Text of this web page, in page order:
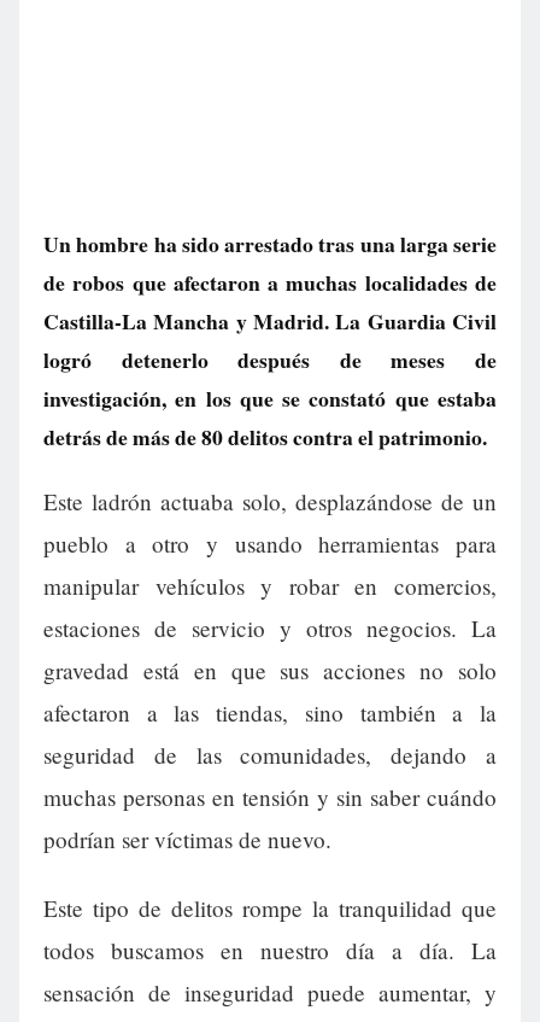
Un hombre ha sido arrestado tras una larga serie
de robos que afectaron a muchas localidades de
Castilla-La Mancha y Madrid. La Guardia Civil
logró detenerlo después de meses de
investigación, en los que se constató que estaba
detrás de más de 80 delitos contra el patrimonio.
Este ladrón actuaba solo, desplazándose de un
pueblo a otro y usando herramientas para
manipular vehículos y robar en comercios,
estaciones de servicio y otros negocios. La
gravedad está en que sus acciones no solo
afectaron a las tiendas, sino también a la
seguridad de las comunidades, dejando a
muchas personas en tensión y sin saber cuándo
podrían ser víctimas de nuevo.
Este tipo de delitos rompe la tranquilidad que
todos buscamos en nuestro día a día. La
sensación de inseguridad puede aumentar, y